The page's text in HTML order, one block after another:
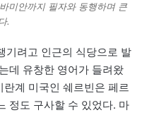
미안까지 필자와 동행하며 큰
.
기려고 인근의 식당으로 발
데 유창한 영어가 들려왔
계 미국인 쉐르빈은 페르
정도 구사할 수 있었다. 마